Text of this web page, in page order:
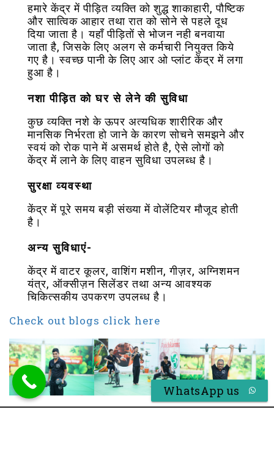
हमारे केंद्र में पीड़ित व्यक्ति को शुद्ध शाकाहारी, पौष्टिक
और सात्विक आहार तथा रात को सोने से पहले दूध
दिया जाता है। यहाँ पीड़ितों से भोजन नही बनवाया
जाता है, जिसके लिए अलग से कर्मचारी नियुक्त किये
गए है। स्वच्छ पानी के लिए आर ओ प्लांट केंद्र में लगा
हुआ है।
नशा पीड़ित को घर से लेने की सुविधा
कुछ व्यक्ति नशे के ऊपर अत्यधिक शारीरिक और
मानसिक निर्भरता हो जाने के कारण सोचने समझने और
स्वयं को रोक पाने में असमर्थ होते है, ऐसे लोगों को
केंद्र में लाने के लिए वाहन सुविधा उपलब्ध है।
सुरक्षा व्यवस्था
केंद्र में पूरे समय बड़ी संख्या में वोलेंटियर मौजूद होती
है।
अन्य सुविधाएं-
केंद्र में वाटर कूलर, वाशिंग मशीन, गीज़र, अग्निशमन
यंत्र, ऑक्सीज़न सिलेंडर तथा अन्य आवश्यक
चिकित्सकीय उपकरण उपलब्ध है।
Check out blogs click here
WhatsApp us